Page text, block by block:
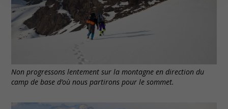
Non progressons lentement sur la montagne en direction du
camp de base d’où nous partirons pour le sommet.